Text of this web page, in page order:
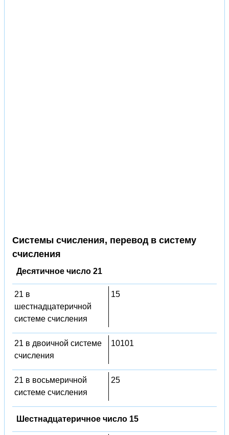
Системы счисления, перевод в систему
счисления
Десятичное число 21
21 в
шестнадцатеричной
системе счисления
15
21 в двоичной системе
счисления
10101
21 в восьмеричной
системе счисления
25
Шестнадцатеричное число 15